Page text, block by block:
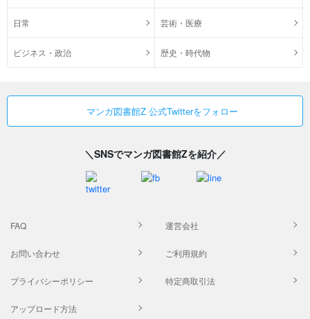
日常 芸術・医療
ビジネス・政治 歴史・時代物
マンガ図書館Z 公式Twitterをフォロー
＼SNSでマンガ図書館Zを紹介／
FAQ 運営会社
お問い合わせ ご利用規約
プライバシーポリシー 特定商取引法
アップロード方法